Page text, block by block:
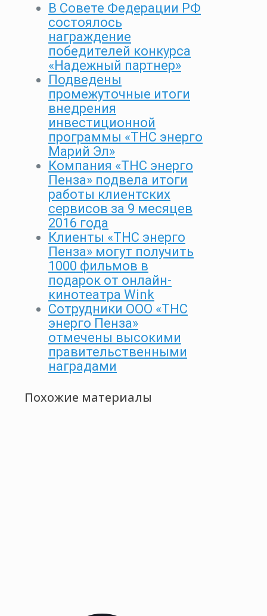
В Совете Федерации РФ
состоялось
награждение
победителей конкурса
«Надежный партнер»
Подведены
промежуточные итоги
внедрения
инвестиционной
программы «ТНС энерго
Марий Эл»
Компания «ТНС энерго
Пенза» подвела итоги
работы клиентских
сервисов за 9 месяцев
2016 года
Клиенты «ТНС энерго
Пенза» могут получить
1000 фильмов в
подарок от онлайн-
кинотеатра Wink
Сотрудники ООО «ТНС
энерго Пенза»
отмечены высокими
правительственными
наградами
Похожие материалы